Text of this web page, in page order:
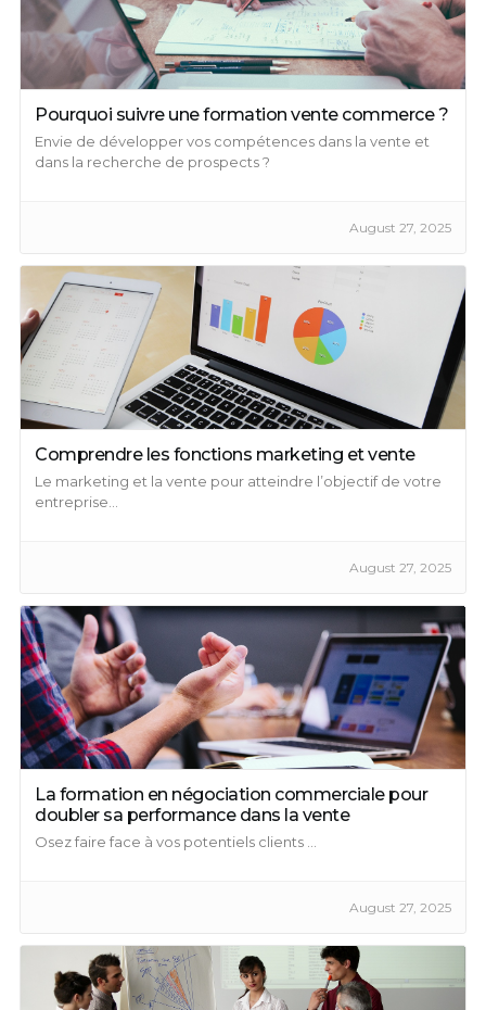
Pourquoi suivre une formation vente commerce ?
Envie de développer vos compétences dans la vente et
dans la recherche de prospects ?
August 27, 2025
Comprendre les fonctions marketing et vente
Le marketing et la vente pour atteindre l’objectif de votre
entreprise...
August 27, 2025
La formation en négociation commerciale pour
doubler sa performance dans la vente
Osez faire face à vos potentiels clients ...
August 27, 2025